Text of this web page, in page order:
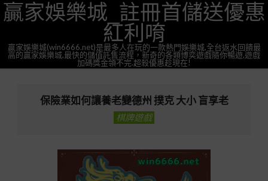
Skip
to贏家娛樂城_註冊首儲送優惠
紅利唷
贏家娛樂城(win6666.net)是最多人在玩的一款熱門娛樂城,全台返水回饋最
高的贏家娛樂城,最快的儲值託售流程，新奇的各類博奕遊戲隨你暢遊,遊戲
加碼獎金領不完.超殺優惠趁現在!
保險業如何讓養老變德州 撲克 大小 盲享老
棋牌遊戲